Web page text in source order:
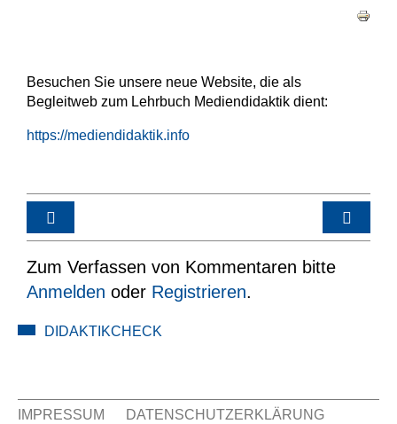
Besuchen Sie unsere neue Website, die als
Begleitweb zum Lehrbuch Mediendidaktik dient:
https://mediendidaktik.info
Zum Verfassen von Kommentaren bitte
Anmelden oder Registrieren.
DIDAKTIKCHECK
IMPRESSUM DATENSCHUTZERKLÄRUNG